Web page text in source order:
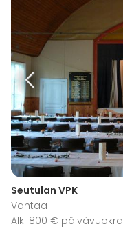
Seutulan VPK
Vantaa
Alk. 800 € päivävuokra